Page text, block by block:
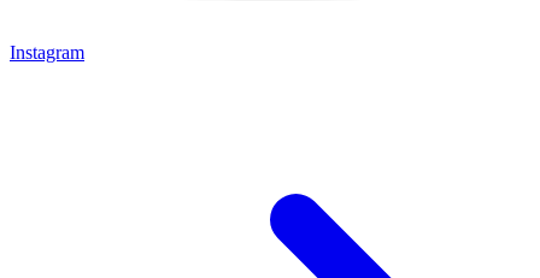
Instagram